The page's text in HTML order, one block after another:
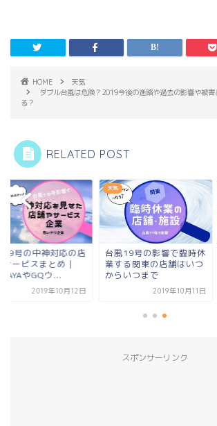
HOME
天気
ダブル台風は危険？2019今後の進路や過去の影響や被
る？
RELATED POST
19号の中神対応の店
サービスまとめ｜
やGQウ...
2019年10月12日
天気
台風19号の影響で臨時休
業する関東の店舗はいつ
からいつまで
2019年10月11日
スポンサーリンク